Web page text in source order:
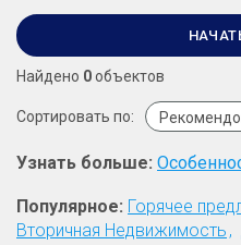
Найдено 0объектов
Сортировать по:
Узнать больше:
Популярное: Горячее
Вторичная Недвижимость